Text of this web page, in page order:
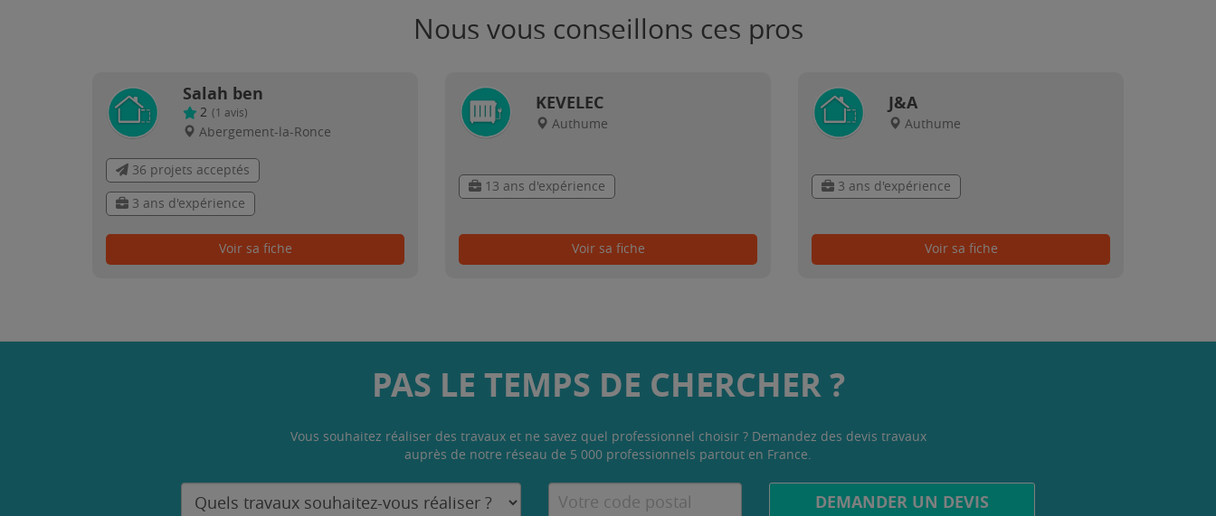
Nous vous conseillons ces pros
Salah ben
2 (1 avis)
Abergement-la-Ronce
36 projets acceptés
3 ans d'expérience
Voir sa fiche
KEVELEC
Authume
13 ans d'expérience
Voir sa fiche
J&A
Authume
3 ans d'expérience
Voir sa fiche
PAS LE TEMPS DE CHERCHER ?
Vous souhaitez réaliser des travaux et ne savez quel professionnel choisir ? Demandez des devis travaux
auprès de notre réseau de 5 000 professionnels partout en France.
DEMANDER UN DEVIS